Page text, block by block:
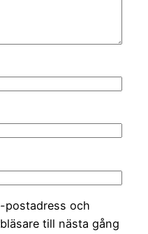
postadress och
till nästa gång